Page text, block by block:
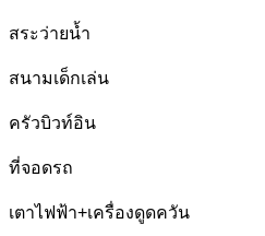
สระว่ายน้ำ
สนามเด็กเล่น
ครัวบิวท์อิน
ที่จอดรถ
เตาไฟฟ้า+เครื่องดูดควัน